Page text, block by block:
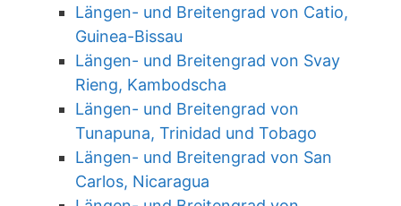
Längen- und Breitengrad von Catio,
Guinea-Bissau
Längen- und Breitengrad von Svay
Rieng, Kambodscha
Längen- und Breitengrad von
Tunapuna, Trinidad und Tobago
Längen- und Breitengrad von San
Carlos, Nicaragua